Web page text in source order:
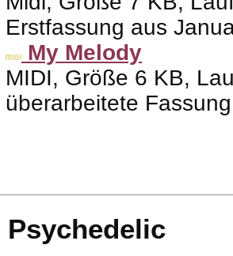
Erstfassung aus
My Melody
MIDI, Größe 6 KB,
überarbeitete
Psychedelic